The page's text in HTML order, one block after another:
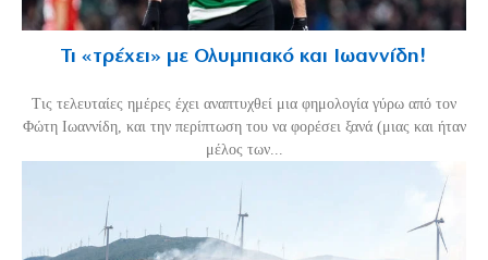
Τι «τρέχει» με Ολυμπιακό και Ιωαννίδη!
Τις τελευταίες ημέρες έχει αναπτυχθεί μια φημολογία γύρω από τον
Φώτη Ιωαννίδη, και την περίπτωση του να φορέσει ξανά (μιας και ήταν
μέλος των...